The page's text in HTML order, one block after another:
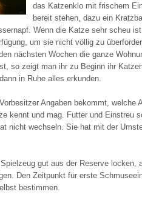
das Katzenklo mit frischem
bereit stehen, dazu ein
Wenn die Katze sehr scheu
um sie nicht völlig zu
nächsten Wochen die ganze
so zeigt man ihr zu Beginn ihr
in Ruhe alles erkunden.
Angaben bekommt, welche
kennt und mag. Futter und Einstreu
nicht wechseln. Sie hat mit der
gut aus der Reserve locken,
Den Zeitpunkt für erste
bestimmen.